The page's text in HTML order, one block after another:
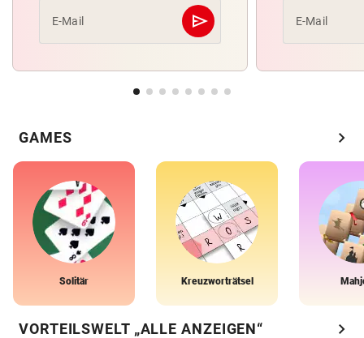
E-Mail send
Abschicken E-Mail
GAMES chevron_right
Solitär Kreuzworträtsel
VORTEILSWELT „ALLE ANZEIGEN“ chevron_right